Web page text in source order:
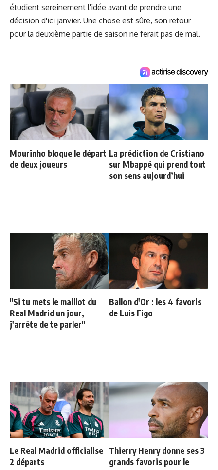
étudient sereinement l'idée avant de prendre une
décision d'ici janvier. Une chose est sûre, son retour
pour la deuxième partie de saison ne ferait pas de mal.
Mourinho bloque le départ
de deux joueurs
La prédiction de Cristiano
sur Mbappé qui prend tout
son sens aujourd’hui
"Si tu mets le maillot du
Real Madrid un jour,
j'arrête de te parler"
Ballon d'Or : les 4 favoris
de Luis Figo
Le Real Madrid officialise
2 départs
Thierry Henry donne ses 3
grands favoris pour le